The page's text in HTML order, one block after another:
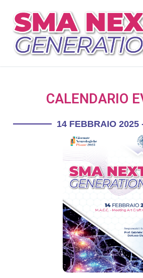
CALENDARIO
14 FEBBRAIO 2025